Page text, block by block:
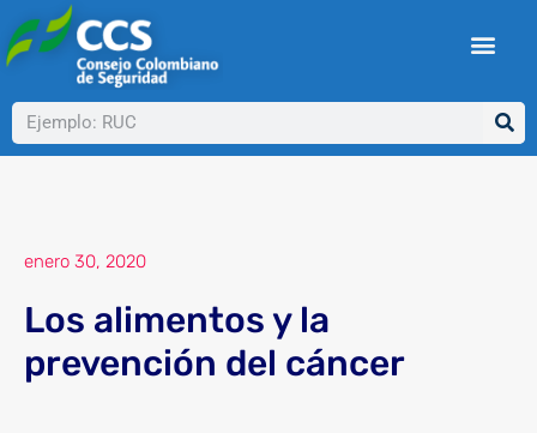
al
contenido
Buscar
enero 30, 2020
Los alimentos y la
prevención del cáncer